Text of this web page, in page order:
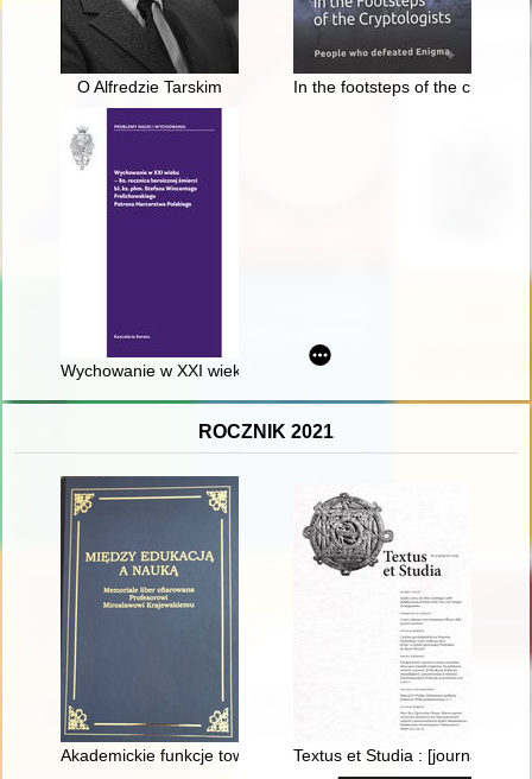
O Alfredzie Tarskim In the footsteps of the
Wychowanie w XXI wieku : 80. rocznica heroicznej śmierci
ROCZNIK 2021
Akademickie funkcje towarzystw naukowychTextus et Studia : [journal of